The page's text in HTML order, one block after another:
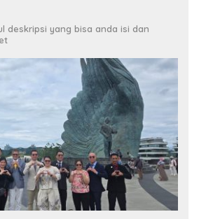
deskripsi yang bisa anda isi dan